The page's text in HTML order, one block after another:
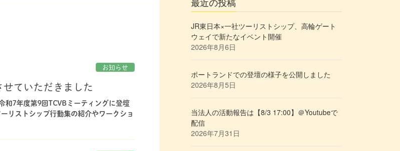
お知らせ
ていただきました
和7年度第9回TCVBミーティングに登壇
リストシップ行動集の紹介やワークショ
JR東日本×一社ツーリストシップ、高輪ゲート
ウェイで新たなイベント開催
2026年8月6日
ポートランドでの登壇の様子を公開しました
2026年8月5日
当法人の活動報告は【8/3 17:00】＠Youtubeで
配信
2026年7月31日